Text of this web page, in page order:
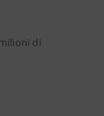
di